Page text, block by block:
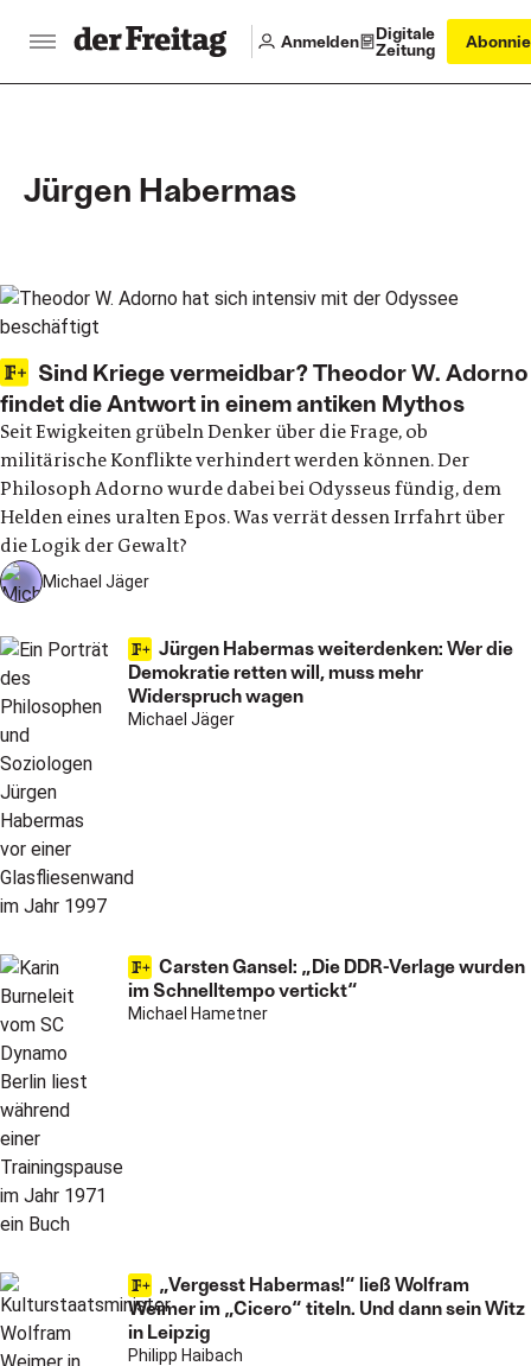
Anmelden
Digitale
Zeitung
Jürgen Habermas
Main articles
Sind Kriege vermeidbar? Theodor W. Adorno
findet die Antwort in einem antiken Mythos
Seit Ewigkeiten grübeln Denker über die Frage, ob
militärische Konflikte verhindert werden können. Der
Philosoph Adorno wurde dabei bei Odysseus fündig, dem
Helden eines uralten Epos. Was verrät dessen Irrfahrt über
die Logik der Gewalt?
Michael Jäger
Jürgen Habermas weiterdenken: Wer die
Demokratie retten will, muss mehr
Widerspruch wagen
Michael Jäger
Carsten Gansel: „Die DDR-Verlage wurden
im Schnelltempo vertickt“
Michael Hametner
„Vergesst Habermas!“ ließ Wolfram
Weimer im „Cicero“ titeln. Und dann sein Witz
in Leipzig
Philipp Haibach